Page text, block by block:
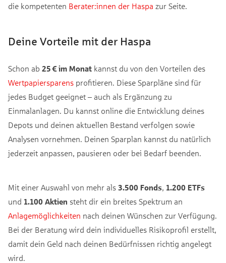
die kompetenten Berater:innen der Haspa zur Seite.
Deine Vorteile mit der Haspa
Schon ab 25 € im Monat kannst du von den Vorteilen des
Wertpapiersparens profitieren. Diese Sparpläne sind für
jedes Budget geeignet – auch als Ergänzung zu
Einmalanlagen. Du kannst online die Entwicklung deines
Depots und deinen aktuellen Bestand verfolgen sowie
Analysen vornehmen. Deinen Sparplan kannst du natürlich
jederzeit anpassen, pausieren oder bei Bedarf beenden.
Mit einer Auswahl von mehr als 3.500 Fonds 1.200 ETFs
und 1.100 Aktien steht dir ein breites Spektrum an
Anlagemöglichkeiten nach deinen Wünschen zur Verfügung.
Bei der Beratung wird dein individuelles Risikoprofil erstellt,
damit dein Geld nach deinen Bedürfnissen richtig angelegt
wird.